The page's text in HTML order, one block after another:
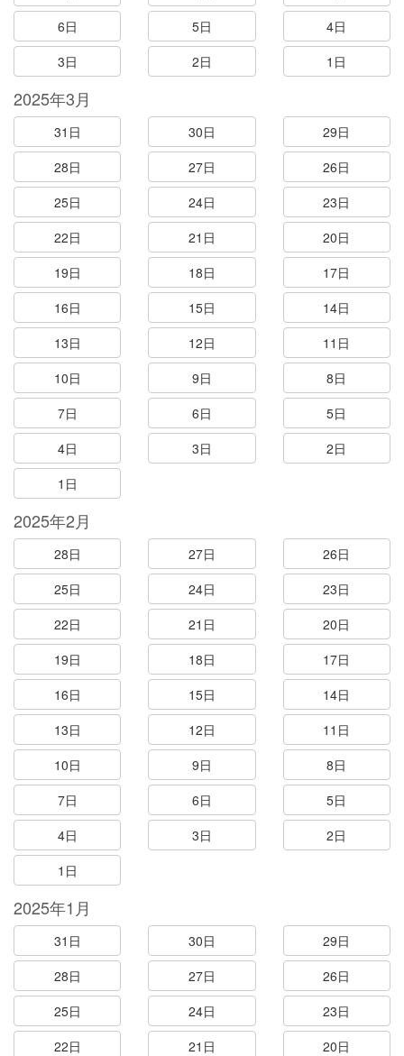
6日
5日
4日
3日
2日 1日
2025年3月
31日 30日
29日
28日
27日
26日
25日
24日
23日
22日
21日
20日
19日
18日
17日
16日
15日
14日
13日
12日
11日
10日
9日
8日
7日
6日
5日
4日
3日
2日
1日
2025年2月
28日 27日
26日
25日
24日
23日
22日
21日
20日
19日
18日
17日
16日
15日
14日
13日
12日
11日
10日
9日
8日
7日
6日
5日
4日
3日
2日
1日
2025年1月
31日 30日
29日
28日
27日
26日
25日
24日
23日
22日
21日
20日